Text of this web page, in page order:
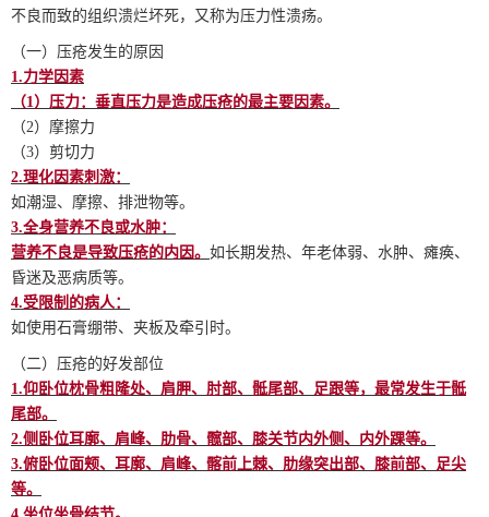
不良而致的组织溃烂坏死，又称为压力性溃疡。
（一）压疮发生的原因
1.力学因素
（1）压力：垂直压力是造成压疮的最主要因素。
（2）摩擦力
（3）剪切力
2.理化因素刺激：
如潮湿、摩擦、排泄物等。
3.全身营养不良或水肿：
营养不良是导致压疮的内因。 如长期发热、年老体弱、水肿、瘫痪、
昏迷及恶病质等。
4.受限制的病人：
如使用石膏绷带、夹板及牵引时。
（二）压疮的好发部位
1.仰卧位枕骨粗隆处、肩胛、肘部、骶尾部、足跟等，最常发生于骶
尾部。
2.侧卧位耳廓、肩峰、肋骨、髋部、膝关节内外侧、内外踝等。
3.俯卧位面颊、耳廓、肩峰、髂前上棘、肋缘突出部、膝前部、足尖
等。
4.坐位坐骨结节。